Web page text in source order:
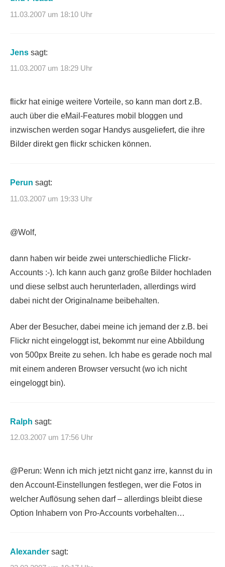
11.03.2007 um 18:10 Uhr
Jens sagt:
11.03.2007 um 18:29 Uhr
flickr hat einige weitere Vorteile, so kann man dort z.B.
auch über die eMail-Features mobil bloggen und
inzwischen werden sogar Handys ausgeliefert, die ihre
Bilder direkt gen flickr schicken können.
Perun sagt:
11.03.2007 um 19:33 Uhr
@Wolf,
dann haben wir beide zwei unterschiedliche Flickr-
Accounts :-). Ich kann auch ganz große Bilder hochladen
und diese selbst auch herunterladen, allerdings wird
dabei nicht der Originalname beibehalten.
Aber der Besucher, dabei meine ich jemand der z.B. bei
Flickr nicht eingeloggt ist, bekommt nur eine Abbildung
von 500px Breite zu sehen. Ich habe es gerade noch mal
mit einem anderen Browser versucht (wo ich nicht
eingeloggt bin).
Ralph sagt:
12.03.2007 um 17:56 Uhr
@Perun: Wenn ich mich jetzt nicht ganz irre, kannst du in
den Account-Einstellungen festlegen, wer die Fotos in
welcher Auflösung sehen darf – allerdings bleibt diese
Option Inhabern von Pro-Accounts vorbehalten…
Alexander sagt: